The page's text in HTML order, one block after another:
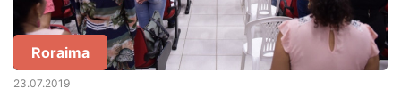
Roraima
23.07.2019